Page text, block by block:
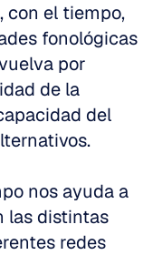
con el tiempo,
fonológicas
por
de la
del
nos ayuda a
las distintas
redes